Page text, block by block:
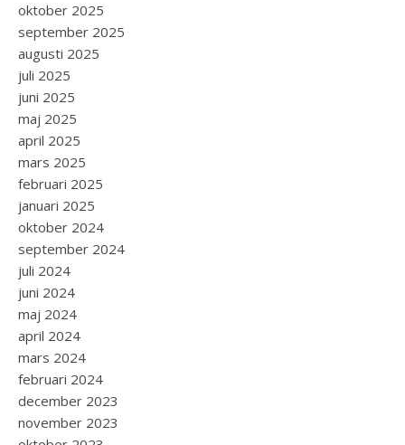
oktober 2025
september 2025
augusti 2025
juli 2025
juni 2025
maj 2025
april 2025
mars 2025
februari 2025
januari 2025
oktober 2024
september 2024
juli 2024
juni 2024
maj 2024
april 2024
mars 2024
februari 2024
december 2023
november 2023